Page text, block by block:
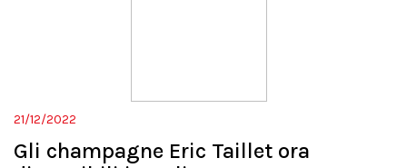
21/12/2022
Gli champagne Eric Taillet ora